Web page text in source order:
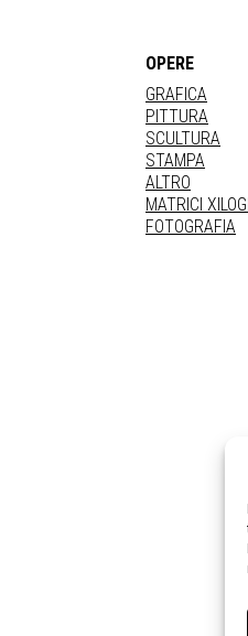
OPERE
GRAFICA
PITTURA
SCULTURA
STAMPA
ALTRO
MATRICI
FOTOGRAFIA